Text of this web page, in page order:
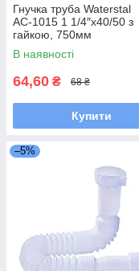
Гнучка труба Waterstal
АС-1015 1 1/4″х40/50 з
гайкою, 750мм
В наявності
64,60 ₴ 68 ₴
Купити
–5%